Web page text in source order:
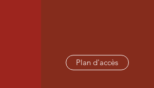
Plan d'accès